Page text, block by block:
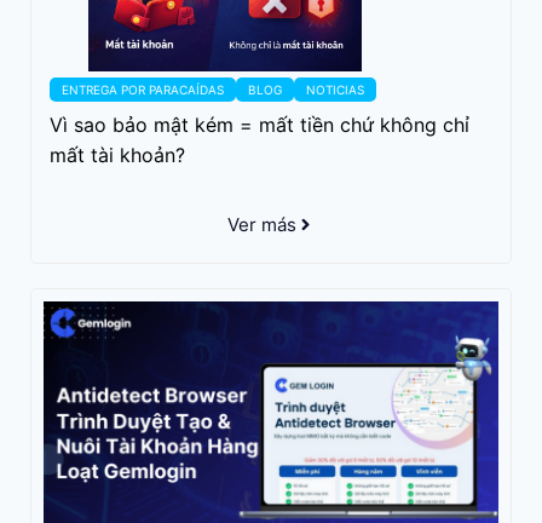
ENTREGA POR PARACAÍDAS BLOG NOTICIAS
Vì sao bảo mật kém = mất tiền chứ không chỉ
mất tài khoản?
Ver más